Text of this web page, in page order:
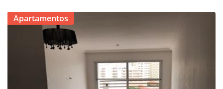
Apartamentos